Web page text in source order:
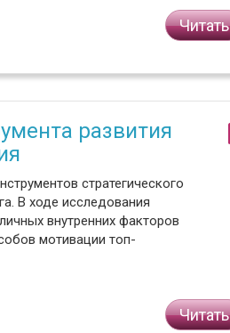
Читать
развития
стратегического
В ходе исследования
внутренних факторов
мотивации топ-
Читать